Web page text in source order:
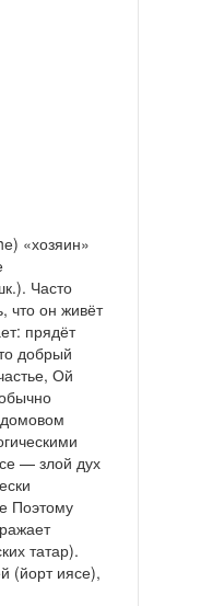
«хозяин»
Часто
что он живёт
прядёт
добрый
Ой
— злой дух
Поэтому
татар).
(йорт иясе),